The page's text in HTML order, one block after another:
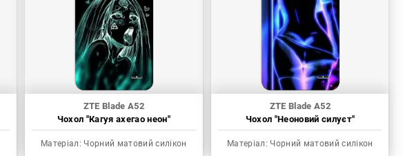
ZTE Blade A52
Чохол "Кагуя ахегао неон"
Матеріал: Чорний матовий силікон
ZTE Blade A52
Чохол "Неоновий силуєт"
Матеріал: Чорний матовий силікон